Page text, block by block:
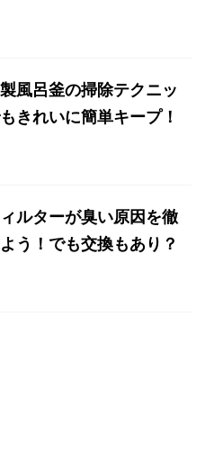
風呂釜の掃除テクニッ
きれいに簡単キープ！
ルターが臭い原因を徹
う！でも交換もあり？